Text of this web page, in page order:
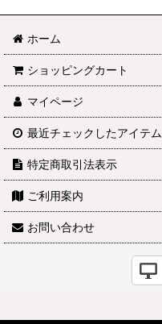
ホーム
ショッピングカート
マイページ
最近チェックしたアイテム
特定商取引法表示
ご利用案内
お問い合わせ